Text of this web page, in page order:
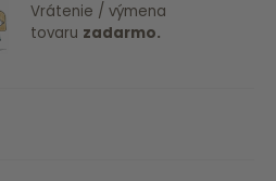
Vrátenie / výmena
tovaru zadarmo.